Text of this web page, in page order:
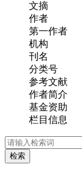
文摘
作者
第一作者
机构
刊名
分类号
参考文献
作者简介
基金资助
栏目信息
检索